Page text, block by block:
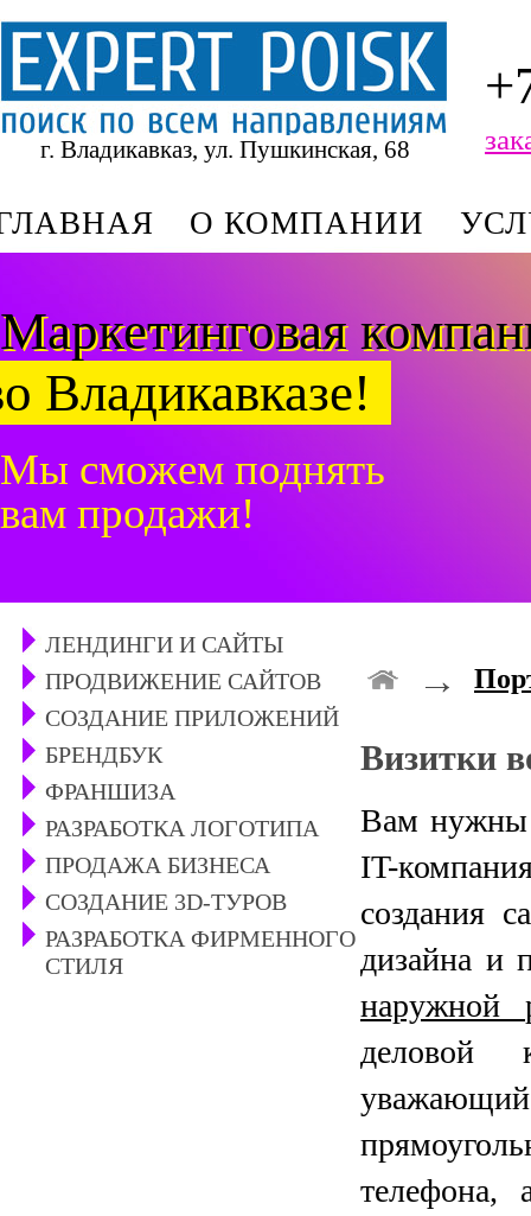
г. Владикавказ, ул. Пушкинская, 68
О КОМПАНИИ
Маркетинговая
Владикавказе!
Мы сможем поднять
вам продажи!
→
Визитки
Вам нужны
IT-
создания
дизайна и
наружной
деловой
уважающий
телефона,
ЛЕНДИНГИ И САЙТЫ
ПРОДВИЖЕНИЕ САЙТОВ
СОЗДАНИЕ ПРИЛОЖЕНИЙ
БРЕНДБУК
ФРАНШИЗА
РАЗРАБОТКА ЛОГОТИПА
ПРОДАЖА БИЗНЕСА
СОЗДАНИЕ 3D-ТУРОВ
РАЗРАБОТКА ФИРМЕННОГО
СТИЛЯ